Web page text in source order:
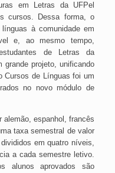
em Letras da UFPel
cursos. Dessa forma, o
à comunidade em
e, ao mesmo tempo,
de Letras da
grande projeto, unificando
Cursos de Línguas foi um
no novo módulo de
espanhol, francês
taxa semestral de valor
em quatro níveis,
a cada semestre letivo.
alunos aprovados são